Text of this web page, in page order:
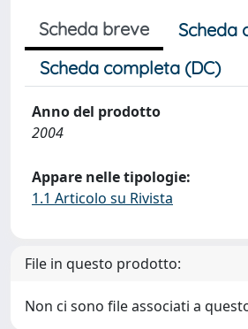
Scheda breve
Scheda
Scheda completa (DC)
Anno del prodotto
2004
Appare nelle tipologie:
1.1 Articolo su Rivista
File in questo prodotto:
Non ci sono file associati a